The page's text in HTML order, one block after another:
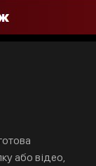
або відео,